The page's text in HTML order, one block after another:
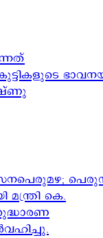
കുട്ടികളുടെ
മന്ത്രി കെ.